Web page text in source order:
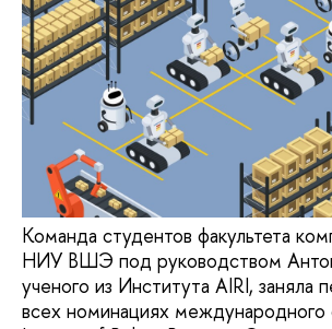
Команда студентов факультета
НИУ ВШЭ под руководством
ученого из Института AIRI, заняла
всех номинациях международного